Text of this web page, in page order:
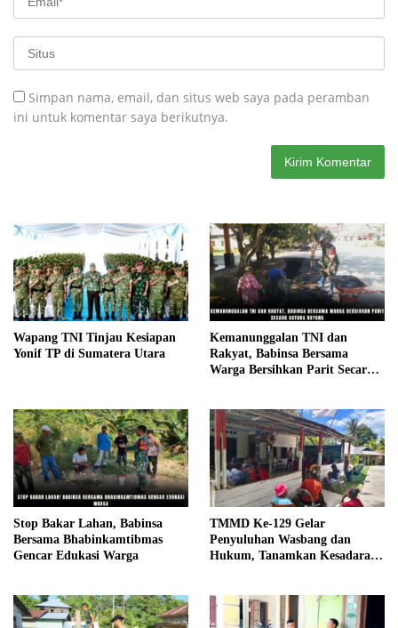
Simpan nama, email, dan situs web saya pada peramban
ini untuk komentar saya berikutnya.
Wapang TNI Tinjau Kesiapan
Yonif TP di Sumatera Utara
Kemanunggalan TNI dan
Rakyat, Babinsa Bersama
Warga Bersihkan Parit Secara
Stop Bakar Lahan, Babinsa
Bersama Bhabinkamtibmas
Gencar Edukasi Warga
TMMD Ke-129 Gelar
Penyuluhan Wasbang dan
Hukum, Tanamkan Kesadaran